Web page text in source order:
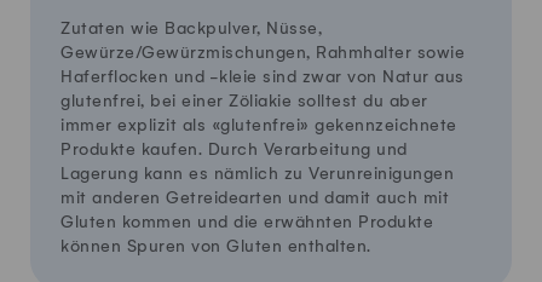
Zutaten wie Backpulver, Nüsse,
Gewürze/Gewürzmischungen, Rahmhalter sowie
Haferflocken und -kleie sind zwar von Natur aus
glutenfrei, bei einer Zöliakie solltest du aber
immer explizit als «glutenfrei» gekennzeichnete
Produkte kaufen. Durch Verarbeitung und
Lagerung kann es nämlich zu Verunreinigungen
mit anderen Getreidearten und damit auch mit
Gluten kommen und die erwähnten Produkte
können Spuren von Gluten enthalten.